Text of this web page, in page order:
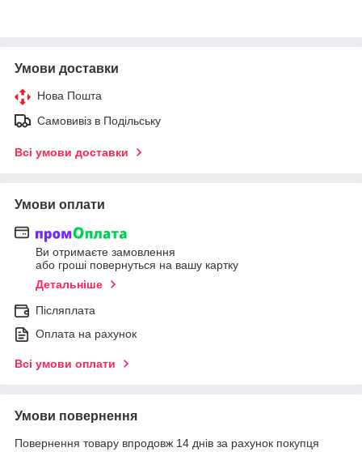
Умови доставки
Нова Пошта
Самовивіз в Подільську
Всі умови доставки
Умови оплати
Ви отримаєте замовлення
або гроші повернуться на вашу картку
Детальніше
Післяплата
Оплата на рахунок
Всі умови оплати
Умови повернення
Повернення товару впродовж 14 днів за рахунок покупця